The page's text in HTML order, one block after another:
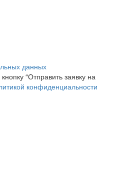
данных
“Отправить заявку на
конфиденциальности